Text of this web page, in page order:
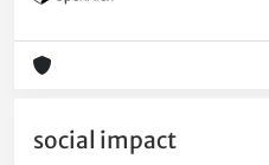
social impact